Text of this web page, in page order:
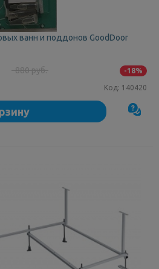
ванн и поддонов GoodDoor
880 руб. -18%
Код: 140420